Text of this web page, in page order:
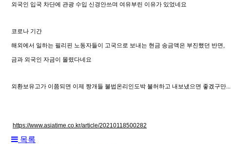
외국인 입국 차단에 관광 수입 신경안쓰며 여유부린 이유가 있었네요
코로나 기간
해외에서 일하는 필리핀 노동자들이 고국으로 보내는 현금 송금액은 부진했던 반면,
금과 외국인 자금이 몰렸다네요
외환보유고가 이쯤되면 이제 짱개들 불법온리인도박 불허하고 내보냈으면 좋겠구만...
https://www.asiatime.co.kr/article/20210118500282
목록